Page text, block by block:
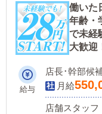
働いた
年齢・
で未経
大歓迎
給与
店長･幹部候
月給
店舗スタッフ